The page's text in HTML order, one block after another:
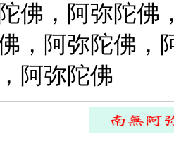
佛，阿弥陀佛
，阿弥陀佛，
阿弥陀佛